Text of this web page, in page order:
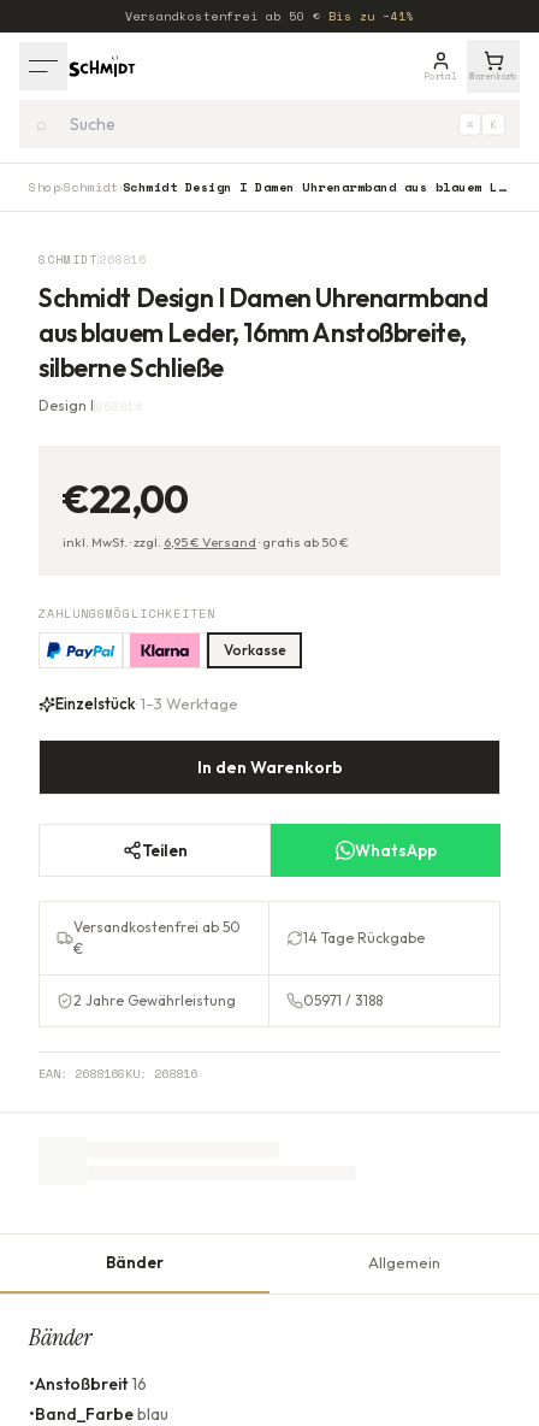
Versandkostenfrei ab 50 € Bis zu −41%
Portal Warenkorb
⌕ ⌘ K
Shop›Schmidt › Schmidt Design I Damen Uhrenarmband aus blauem Leder, 16mm Anstoßbreite, silberne Schließe
SCHMIDT 268816
Schmidt Design I Damen Uhrenarmband
aus blauem Leder, 16mm Anstoßbreite,
silberne Schließe
Design I 268816
€22,00
inkl. MwSt. ·zzgl. 6,95€ Versand ·gratis ab 50€
ZAHLUNGSMÖGLICHKEITEN
Vorkasse
Einzelstück· 1–3 Werktage
In den Warenkorb
Teilen WhatsApp
Versandkostenfrei ab 50
€
14 Tage Rückgabe
2 Jahre Gewährleistung 05971 / 3188
EAN: 268816SKU: 268816
Bänder Allgemein
Bänder
•Anstoßbreit16
•Band_Farbeblau